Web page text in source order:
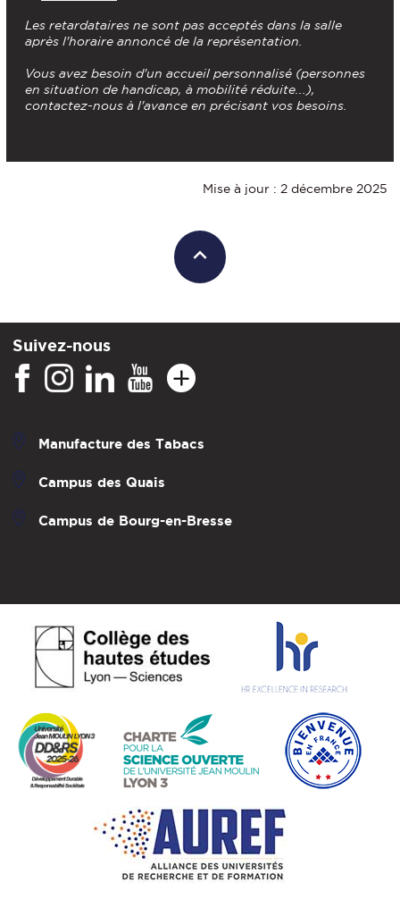
Les retardataires ne sont pas acceptés dans la salle
après l'horaire annoncé de la représentation.
Vous avez besoin d'un accueil personnalisé (personnes
en situation de handicap, à mobilité réduite...),
contactez-nous à l'avance en précisant vos besoins.
Mise à jour : 2 décembre 2025
Suivez-nous
Manufacture des Tabacs
Campus des Quais
Campus de Bourg-en-Bresse